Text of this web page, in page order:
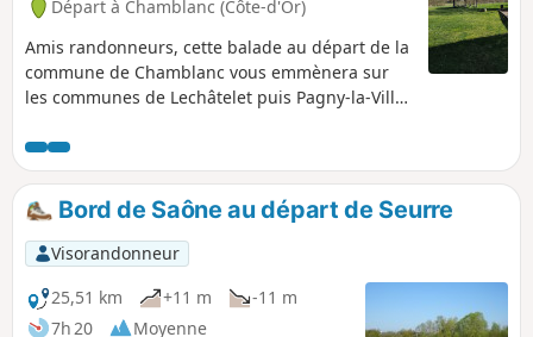
Départ à Chamblanc (Côte-d'Or)
Amis randonneurs, cette balade au départ de la
commune de Chamblanc vous emmènera sur
les communes de Lechâtelet puis Pagny-la-Ville
plaine afin de rejoindre Chamblanc. Randonnée
à éviter par temps chaud car peu d'ombre sur le
parcours.Bord de Saône au départ de Seurre
Visorandonneur
25,51 km
+11 m
-11 m
7h 20
Moyenne